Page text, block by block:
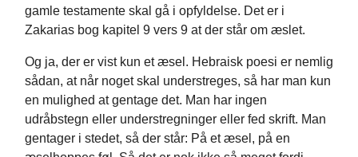
gamle testamente skal gå i opfyldelse. Det er i
Zakarias bog kapitel 9 vers 9 at der står om æslet.
Og ja, der er vist kun et æsel. Hebraisk poesi er nemlig
sådan, at når noget skal understreges, så har man kun
en mulighed at gentage det. Man har ingen
udråbstegn eller understregninger eller fed skrift. Man
gentager i stedet, så der står: På et æsel, på en